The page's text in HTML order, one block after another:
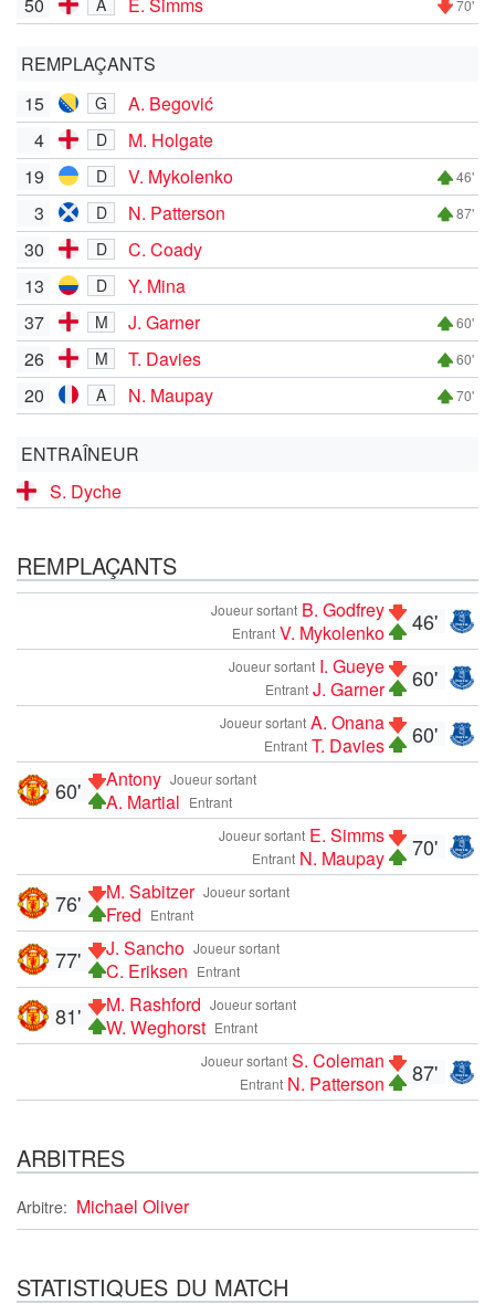
A 70'
REMPLAÇANTS
15
G
A. Begović
4
D
M. Holgate
19
D V. Mykolenko 46'
3 D N. Patterson 87'
30 D
C. Coady
13
D
Y. Mina
37
M J. Garner 60'
26 M T. Davies 60'
20 A N. Maupay 70'
ENTRAÎNEUR
S. Dyche
REMPLAÇANTS
46'
Joueur sortant B. Godfrey
Entrant V. Mykolenko
60'
Joueur sortant I. Gueye
Entrant J. Garner
60'
Joueur sortant A. Onana
Entrant T. Davies
Joueur sortant
Antony
Entrant
A. Martial
60'
70'
Joueur sortant E. Simms
Entrant N. Maupay
Joueur sortant
M. Sabitzer
Entrant
Fred
76'
Joueur sortant
J. Sancho
Entrant
C. Eriksen
77'
Joueur sortant
M. Rashford
Entrant
W. Weghorst
81'
87'
Joueur sortant S. Coleman
Entrant N. Patterson
ARBITRES
Arbitre: Michael Oliver
STATISTIQUES DU MATCH